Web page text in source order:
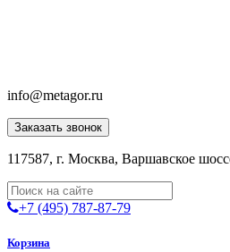
info@metagor.ru
Заказать звонок
117587, г. Москва, Варшавское
+7 (495) 787-87-79
Корзина